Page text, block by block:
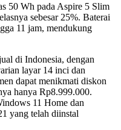
50 Wh pada Aspire 5 Slim
sebesar 25%. Baterai
11 jam, mendukung
di Indonesia, dengan
layar 14 inci dan
dapat menikmati diskon
hanya Rp8.999.000.
11 Home dan
yang telah diinstal